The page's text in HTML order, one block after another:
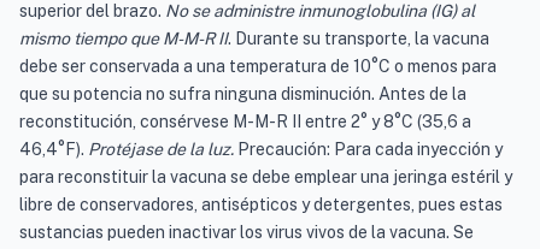
superior del brazo. No se administre inmunoglobulina (IG) al
mismo tiempo que M-M-R II. Durante su transporte, la vacuna
debe ser conservada a una temperatura de 10°C o menos para
que su potencia no sufra ninguna disminución. Antes de la
reconstitución, consérvese M-M-R II entre 2° y 8°C (35,6 a
46,4°F). Protéjase de la luz. Precaución: Para cada inyección y
para reconstituir la vacuna se debe emplear una jeringa estéril y
libre de conservadores, antisépticos y detergentes, pues estas
sustancias pueden inactivar los virus vivos de la vacuna. Se